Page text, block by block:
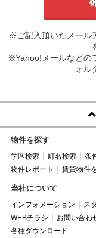
※ご記入頂いたメール
※Yahoo!メールなどの
ォル
物件を探す
学区検索 町名検索 条
物件レポート
賃貸物件
当社について
インフォメーション ス
WEBチラシ
お問い合わ
各種ダウンロード